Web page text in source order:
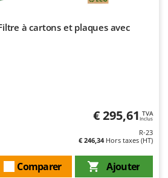
à cartons et plaques avec
€ 295,61 TVA
Inclus
R-23
€ 246,34Hors taxes (HT)
Ajouter
Comparer